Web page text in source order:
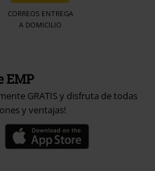
CORREOS ENTREGA
A DOMICILIO
EMP
GRATIS y disfruta de todas
y ventajas!